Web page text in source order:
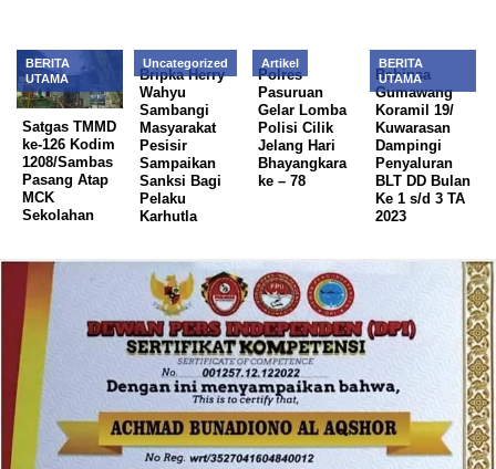
BERITA
UTAMA
Satgas TMMD
ke-126 Kodim
1208/Sambas
Pasang Atap
MCK
Sekolahan
Uncategorized
Bripka Herry
Wahyu
Sambangi
Masyarakat
Pesisir
Sampaikan
Sanksi Bagi
Pelaku
Karhutla
Artikel
Polres
Pasuruan
Gelar Lomba
Polisi Cilik
Jelang Hari
Bhayangkara
ke – 78
BERITA
UTAMA
Babinsa
Gumawang
Koramil 19/
Kuwarasan
Dampingi
Penyaluran
BLT DD Bulan
Ke 1 s/d 3 TA
2023